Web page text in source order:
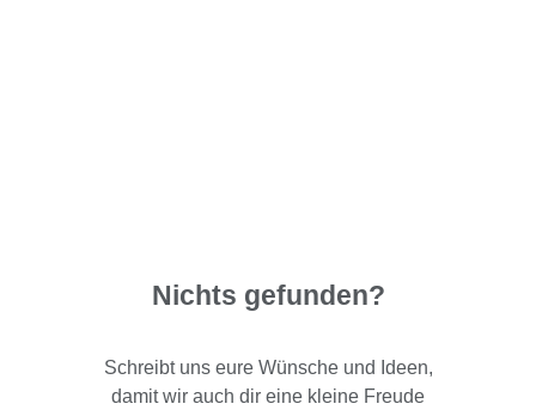
Nichts gefunden?
Schreibt uns eure Wünsche und Ideen,
damit wir auch dir eine kleine Freude